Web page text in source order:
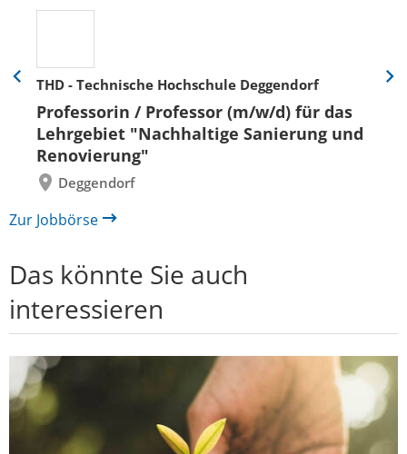
THD - Technische Hochschule Deggendorf
Professorin / Professor (m/w/d) für das
Lehrgebiet "Nachhaltige Sanierung und
Renovierung"
Deggendorf
Eine
zurück
Eine
Zur Jobbörse
Das könnte Sie auch
interessieren